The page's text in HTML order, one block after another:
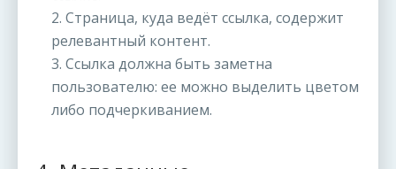
2. Страница, куда ведёт ссылка, содержит
релевантный контент.
3. Ссылка должна быть заметна
пользователю: ее можно выделить цветом
либо подчеркиванием.